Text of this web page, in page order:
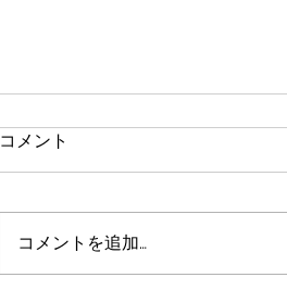
賃貸マンション家賃が6エリ
産情報ネットワークにおける「全
国主要都市の『賃貸マンション・
コメント
コメントを追加…